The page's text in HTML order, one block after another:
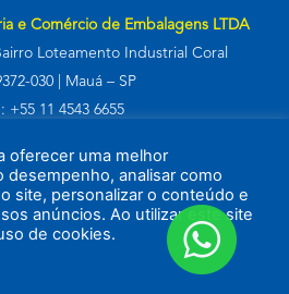
e Comércio de Embalagens LTDA
Loteamento Industrial Coral
030 | Mauá – SP
+55 11 4543 6655
oferecer uma melhor
desempenho, analisar como
site, personalizar o conteúdo e
anúncios. Ao utilizar este site
de cookies.